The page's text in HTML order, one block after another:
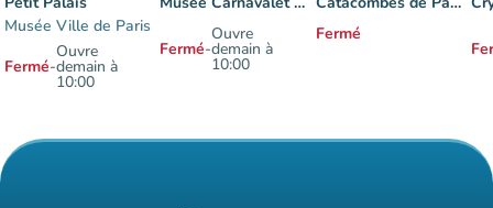
Musée Ville de Paris
Fermé-
Ouvre
demain à
10:00
Fermé-
Ouvre
demain à
10:00
Fermé